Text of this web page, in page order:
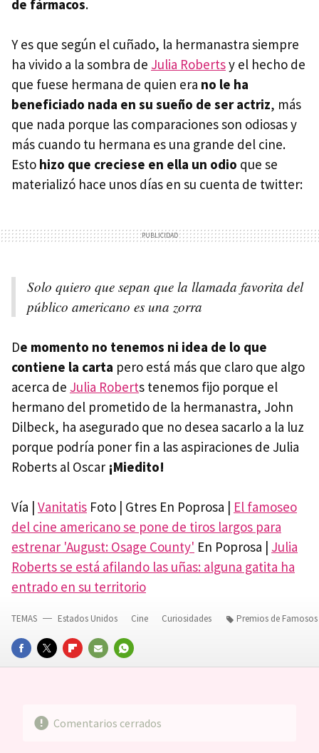
de fármacos.
Y es que según el cuñado, la hermanastra siempre
ha vivido a la sombra de Julia Robertsy el hecho de
que fuese hermana de quien era no le ha
beneficiado nada en su sueño de ser actriz, más
que nada porque las comparaciones son odiosas y
más cuando tu hermana es una grande del cine.
Esto hizo que creciese en ella un odio que se
materializó hace unos días en su cuenta de twitter:
Solo quiero que sepan que la llamada favorita del
público americano es una zorra
De momento no tenemos ni idea de lo que
contiene la carta pero está más que claro que algo
acerca de Julia Roberts tenemos fijo porque el
hermano del prometido de la hermanastra, John
Dilbeck, ha asegurado que no desea sacarlo a la luz
porque podría poner fin a las aspiraciones de Julia
Roberts al Oscar ¡Miedito!
Vía | Vanitatis Foto | Gtres En Poprosa | El famoseo
del cine americano se pone de tiros largos para
estrenar 'August: Osage County' En Poprosa | Julia
Roberts se está afilando las uñas: alguna gatita ha
entrado en su territorio
FACEBOOKTWITTERFLIPBOARD
E-
WHATSAPP
TEMAS Estados Unidos Cine Curiosidades Premios de Famosos
Comentarios cerrados